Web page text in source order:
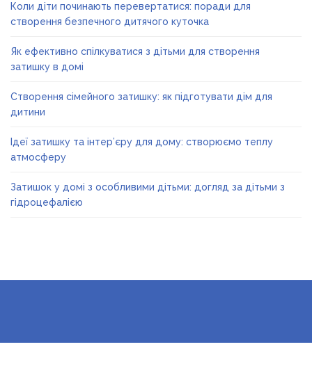
Коли діти починають перевертатися: поради для
створення безпечного дитячого куточка
Як ефективно спілкуватися з дітьми для створення
затишку в домі
Створення сімейного затишку: як підготувати дім для
дитини
Ідеї затишку та інтер’єру для дому: створюємо теплу
атмосферу
Затишок у домі з особливими дітьми: догляд за дітьми з
гідроцефалією